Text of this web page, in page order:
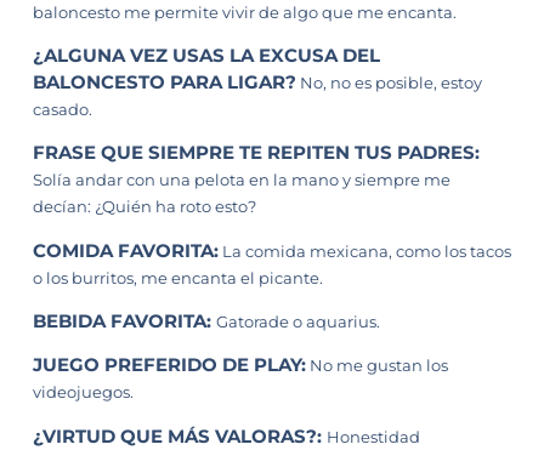
baloncesto me permite vivir de algo que me encanta.
¿ALGUNA VEZ USAS LA EXCUSA DEL
BALONCESTO PARA LIGAR? No, no es posible, estoy
casado.
FRASE QUE SIEMPRE TE REPITEN TUS PADRES:
Solía andar con una pelota en la mano y siempre me
decían: ¿Quién ha roto esto?
COMIDA FAVORITA:La comida mexicana, como los tacos
o los burritos, me encanta el picante.
BEBIDA FAVORITA: Gatorade o aquarius.
JUEGO PREFERIDO DE PLAY:No me gustan los
videojuegos.
¿VIRTUD QUE MÁS VALORAS?: Honestidad